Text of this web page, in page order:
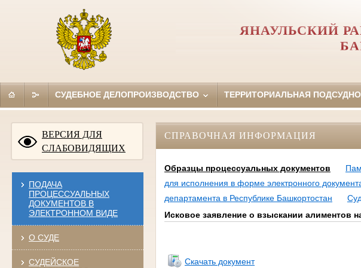
ЯНАУЛЬСКИЙ
СУДЕБНОЕ ДЕЛОПРОИЗВОДСТВО ТЕРРИТОРИАЛЬНАЯ
ВЕРСИЯ ДЛЯ
СЛАБОВИДЯЩИХ
ПОДАЧА
ПРОЦЕССУАЛЬНЫХ
ДОКУМЕНТОВ В
ЭЛЕКТРОННОМ ВИДЕ
О СУДЕ
СУДЕЙСКОЕ
СПРАВОЧНАЯ ИНФОРМАЦИЯ
Образцы процессуальных документов
для исполнения в форме электронного
департамента в Республике Башкортостан
Исковое заявление о взыскании алиментов
Скачать документ